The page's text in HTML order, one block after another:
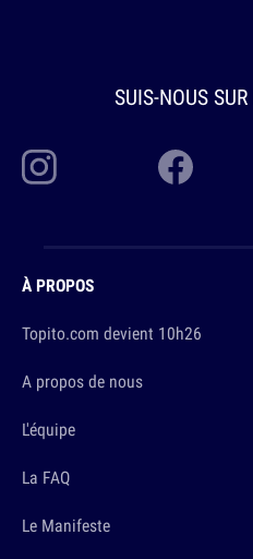
SUIS-NOUS SUR
À PROPOS
Topito.com devient 10h26
A propos de nous
L'équipe
La FAQ
Le Manifeste